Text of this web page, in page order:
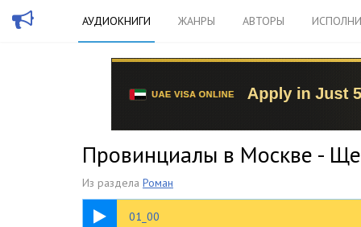
АУДИОКНИГИ ЖАНРЫ АВТОРЫ
Провинциалы в Москве -
Из раздела Роман
01_00
04:59